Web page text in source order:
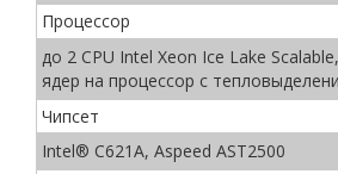
Процессор
до 2 CPU Intel Xeon Ice Lake
ядер на процессор с
Чипсет
Intel® С621A, Aspeed AST2500